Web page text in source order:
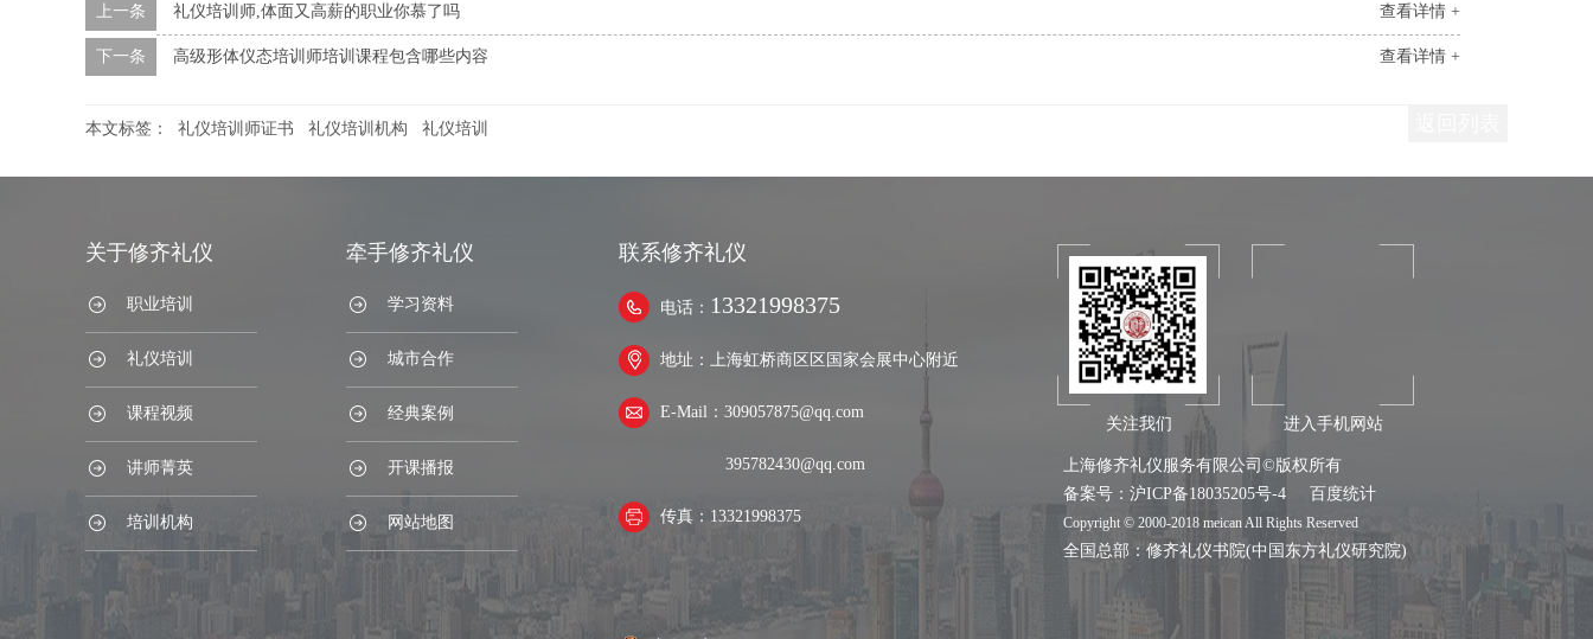
查看详情 +
上一条 礼仪培训师,体面又高薪的职业你慕了吗
查看详情 +
下一条 高级形体仪态培训师培训课程包含哪些内容
本文标签： 礼仪培训师证书 礼仪培训机构 礼仪培训
关于修齐礼仪
职业培训
礼仪培训
课程视频
讲师菁英
培训机构
牵手修齐礼仪
学习资料
城市合作
经典案例
开课播报
网站地图
联系修齐礼仪
电话： 13321998375
地址：上海虹桥商区区国家会展中心附近
E-Mail：309057875@qq.com
395782430@qq.com
传真：13321998375
关注我们 进入手机网站
上海修齐礼仪服务有限公司©版权所有
备案号： 沪ICP备18035205号-4 百度统计
Copyright © 2000-2018 meican All Rights Reserved
全国总部： 修齐礼仪书院(中国东方礼仪研究院)